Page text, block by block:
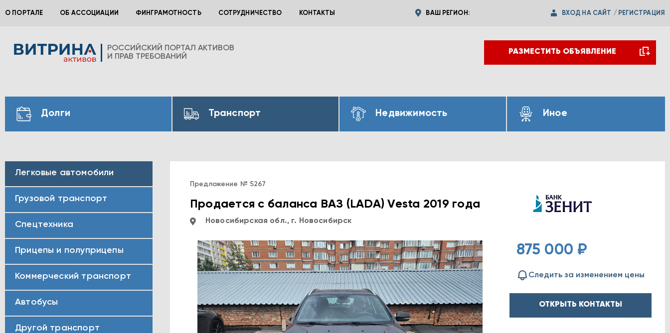
О ПОРТАЛЕ ОБ АССОЦИАЦИИ ФИНГРАМОТНОСТЬ СОТРУДНИЧЕСТВО КОНТАКТЫ ВАШ РЕГИОН: ВХОД НА САЙТ / РЕГИСТРАЦИЯ
РОССИЙСКИЙ ПОРТАЛ АКТИВОВ
И ПРАВ ТРЕБОВАНИЙ
РАЗМЕСТИТЬ ОБЪЯВЛЕНИЕ
Долги Транспорт Недвижимость Иное
Легковые автомобили
Грузовой транспорт
Спецтехника
Прицепы и полуприцепы
Коммерческий транспорт
Автобусы
Другой транспорт
Предложение № 5267
Продается с баланса ВАЗ (LADA) Vesta 2019 года
Новосибирская обл., г. Новосибирск
875 000 ₽
Следить за изменением цены
ОТКРЫТЬ КОНТАКТЫ